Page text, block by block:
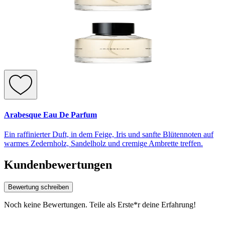
Arabesque Eau De Parfum
Ein raffinierter Duft, in dem Feige, Iris und sanfte Blütennoten auf
warmes Zedernholz, Sandelholz und cremige Ambrette treffen.
Kundenbewertungen
Bewertung schreiben
Noch keine Bewertungen. Teile als Erste*r deine Erfahrung!